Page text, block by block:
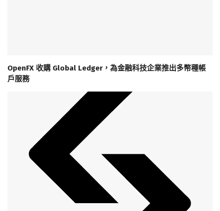
OpenFX 收購 Global Ledger，為金融科技企業推出多幣種帳
戶服務